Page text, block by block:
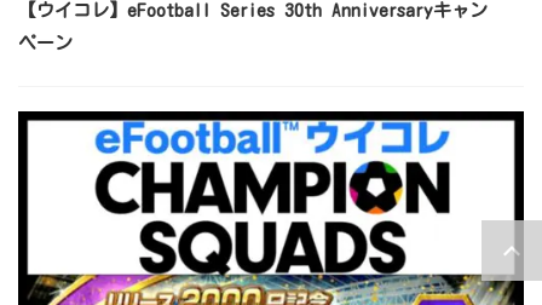
【ウイコレ】eFootball Series 30th Anniversaryキャン
ペーン